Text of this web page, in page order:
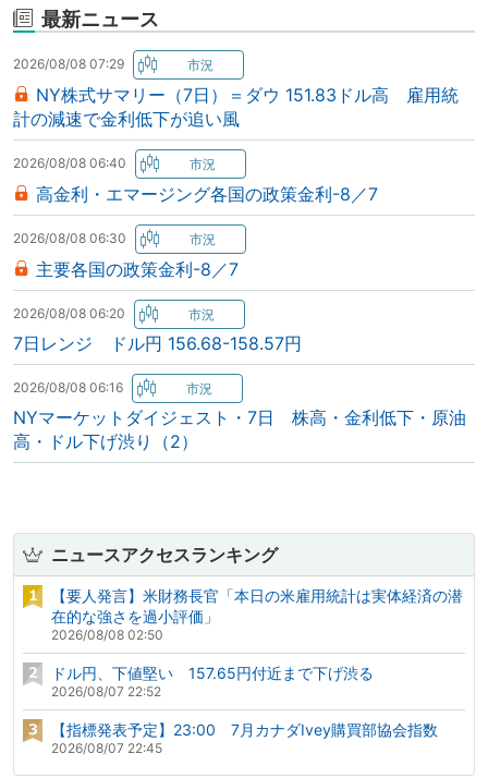
最新ニュース
2026/08/08 07:29
NY株式サマリー（7日）＝ダウ 151.83ドル高 雇用統
計の減速で金利低下が追い風
2026/08/08 06:40
高金利・エマージング各国の政策金利-8／7
2026/08/08 06:30
主要各国の政策金利-8／7
2026/08/08 06:20
7日レンジ ドル円 156.68-158.57円
2026/08/08 06:16
NYマーケットダイジェスト・7日 株高・金利低下・原油
高・ドル下げ渋り（2）
ニュースアクセスランキング
【要人発言】米財務長官「本日の米雇用統計は実体経済の潜
在的な強さを過小評価」
2026/08/08 02:50
ドル円、下値堅い 157.65円付近まで下げ渋る
2026/08/07 22:52
【指標発表予定】23:00 7月カナダIvey購買部協会指数
2026/08/07 22:45